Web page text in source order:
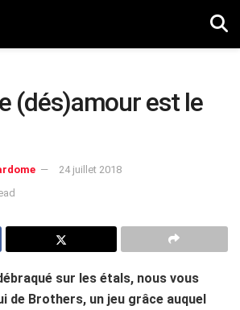
(dés)amour est le
24 juillet 2018
sur les étals, nous vous
de Brothers, un jeu grâce auquel